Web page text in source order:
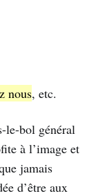
nous, etc.
le-bol général
à l’image et
jamais
d’être aux